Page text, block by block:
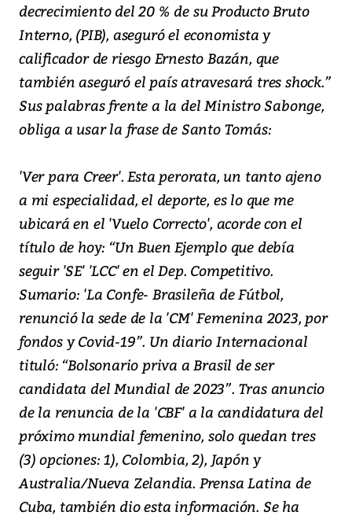
decrecimiento del 20 % de su Producto Bruto
Interno, (PIB), aseguró el economista y
calificador de riesgo Ernesto Bazán, que
también aseguró el país atravesará tres shock.”
Sus palabras frente a la del Ministro Sabonge,
obliga a usar la frase de Santo Tomás:
'Ver para Creer'. Esta perorata, un tanto ajeno
a mi especialidad, el deporte, es lo que me
ubicará en el 'Vuelo Correcto', acorde con el
título de hoy: “Un Buen Ejemplo que debía
seguir 'SE' 'LCC' en el Dep. Competitivo.
Sumario: 'La Confe- Brasileña de Fútbol,
renunció la sede de la 'CM' Femenina 2023, por
fondos y Covid-19”. Un diario Internacional
tituló: “Bolsonario priva a Brasil de ser
candidata del Mundial de 2023”. Tras anuncio
de la renuncia de la 'CBF' a la candidatura del
próximo mundial femenino, solo quedan tres
(3) opciones: 1), Colombia, 2), Japón y
Australia/Nueva Zelandia. Prensa Latina de
Cuba, también dio esta información. Se ha